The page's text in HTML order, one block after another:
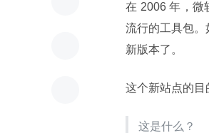
在 2006 年，微
流行的工具包。
新版本了。
这个新站点的目
这是什么？